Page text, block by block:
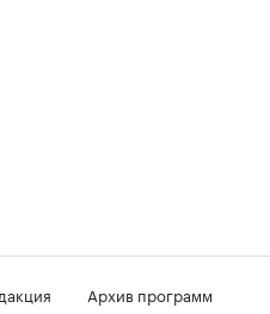
Архив программ